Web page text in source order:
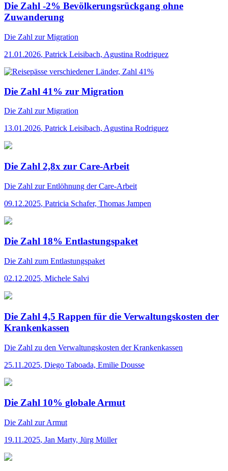
Die Zahl -2% Bevölkerungsrückgang ohne
Zuwanderung
Die Zahl zur Migration
21.01.2026, Patrick Leisibach, Agustina Rodriguez
Die Zahl 41% zur Migration
Die Zahl zur Migration
13.01.2026, Patrick Leisibach, Agustina Rodriguez
Die Zahl 2,8x zur Care-Arbeit
Die Zahl zur Entlöhnung der Care-Arbeit
09.12.2025, Patricia Schafer, Thomas Jampen
Die Zahl 18% Entlastungspaket
Die Zahl zum Entlastungspaket
02.12.2025, Michele Salvi
Die Zahl 4,5 Rappen für die Verwaltungskosten der
Krankenkassen
Die Zahl zu den Verwaltungskosten der Krankenkassen
25.11.2025, Diego Taboada, Emilie Dousse
Die Zahl 10% globale Armut
Die Zahl zur Armut
19.11.2025, Jan Marty, Jürg Müller